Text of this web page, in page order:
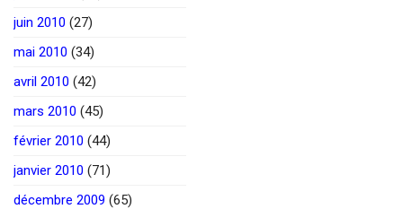
juin 2010 (27)
mai 2010 (34)
avril 2010 (42)
mars 2010 (45)
février 2010 (44)
janvier 2010 (71)
décembre 2009 (65)